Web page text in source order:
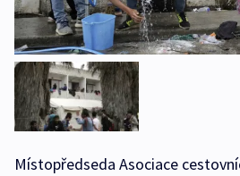
Místopředseda Asociace